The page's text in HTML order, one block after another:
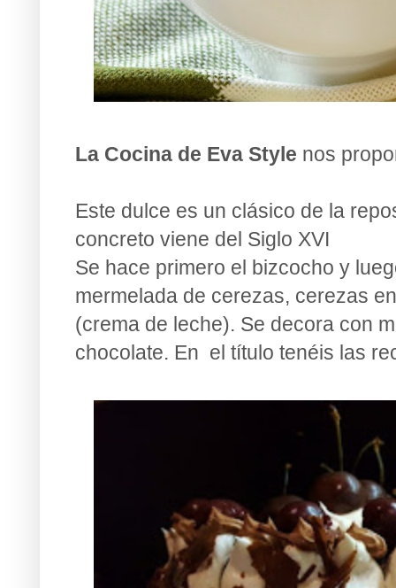
La Cocina de Eva Style nos
Este dulce es un clásico de la
concreto viene del Siglo XVI
Se hace primero el bizcocho y
mermelada de cerezas, cerezas
(crema de leche). Se decora con
chocolate. En el título tenéis las